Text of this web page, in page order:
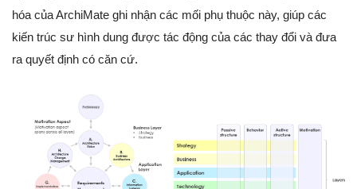
hóa của ArchiMate ghi nhận các mối phụ thuộc này, giúp các
kiến trúc sư hình dung được tác động của các thay đổi và đưa
ra quyết định có căn cứ.